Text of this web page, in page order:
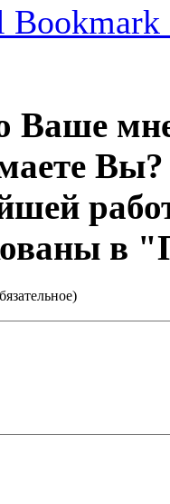
Ваше
в